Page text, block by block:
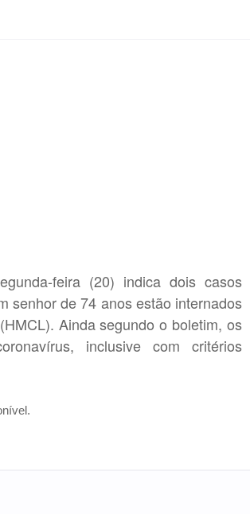
feira (20) indica dois casos
senhor de 74 anos estão internados
Ainda segundo o boletim, os
inclusive com critérios